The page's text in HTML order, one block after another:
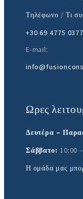
Τηλέφωνο / Τι
+30 69 4775 0377
E-mail:
Ωρες
Δευτέρα –
Σάββατο: 10:00
Η ομάδα μας